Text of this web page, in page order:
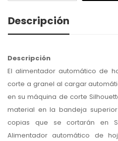
Descripción
Descripción
El alimentador automático de
corte a granel al cargar
en su máquina de corte
material en la bandeja
copias que se cortarán en
Alimentador automático de